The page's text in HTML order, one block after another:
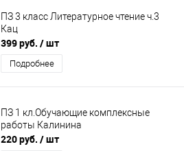
ПЗ 3 класс Литературное чтение ч.3
Кац
399 руб. / шт
Подробнее
ПЗ 1 кл.Обучающие комплексные
работы Калинина
220 руб. / шт